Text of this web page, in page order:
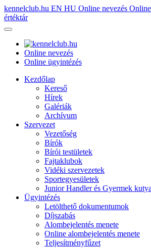
kennelclub.hu EN HU Online nevezés
értéktár
Online nevezés
Online ügyintézés
Kezdőlap
Kereső
Hírek
Galériák
Archívum
Szervezet
Vezetőség
Bírók
Bírói testületek
Fajtaklubok
Vidéki szervezetek
Sportegyesületek
Junior Handler és Gyermek
Ügyintézés
Letölthető dokumentumok
Díjszabás
Alombejelentés menete
Online alombejelentés menete
Teljesítményfűzet